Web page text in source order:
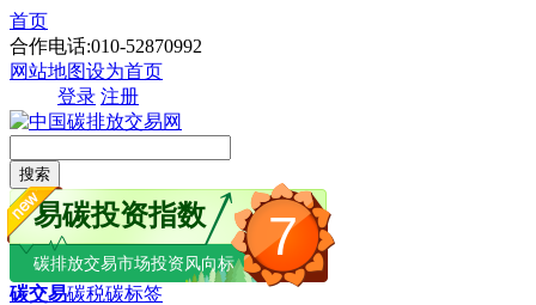
首页
合作电话:010-52870992
网站地图设为首页
登录 注册
搜索
7
易碳投资指数
碳排放交易市场投资风向标
碳交易碳税碳标签